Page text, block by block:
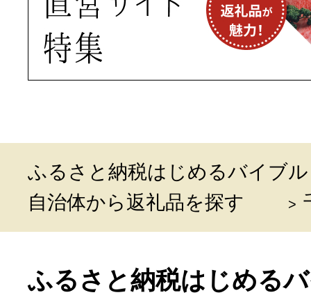
ふるさと納税はじめるバイブル
自治体から返礼品を探す
ふるさと納税はじめる